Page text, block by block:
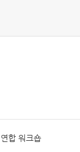
합 워크숍